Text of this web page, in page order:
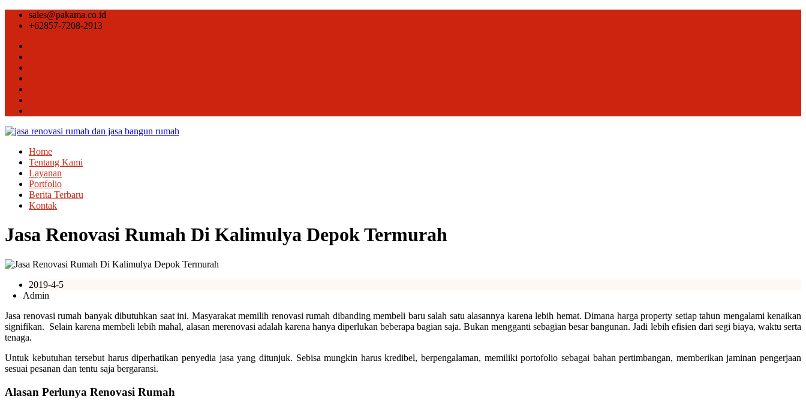
sales@pakama.co.id
+62857-7208-2913
Home
Tentang Kami
Layanan
Portfolio
Berita Terbaru
Kontak
Jasa Renovasi Rumah Di Kalimulya Depok Termurah
2019-4-5
Admin
Jasa renovasi rumah banyak dibutuhkan saat ini. Masyarakat memilih renovasi rumah dibanding membeli baru salah satu alasannya karena lebih hemat. Dimana harga property setiap tahun mengalami kenaikan
signifikan. Selain karena membeli lebih mahal, alasan merenovasi adalah karena hanya diperlukan beberapa bagian saja. Bukan mengganti sebagian besar bangunan. Jadi lebih efisien dari segi biaya, waktu serta
tenaga.
Untuk kebutuhan tersebut harus diperhatikan penyedia jasa yang ditunjuk. Sebisa mungkin harus kredibel, berpengalaman, memiliki portofolio sebagai bahan pertimbangan, memberikan jaminan pengerjaan
sesuai pesanan dan tentu saja bergaransi.
Alasan Perlunya Renovasi Rumah